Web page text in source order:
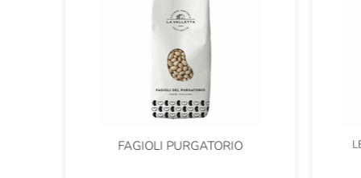
FAGIOLI PURGATORIO